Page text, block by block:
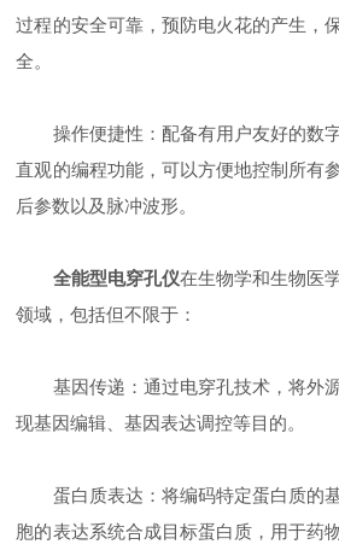
过程的安全可靠，预防电火花的产生，
全。
操作便捷性：配备有用户友好的数
直观的编程功能，可以方便地控制所有
后参数以及脉冲波形。
全能型电穿孔仪在生物学和生物医
领域，包括但不限于：
基因传递：通过电穿孔技术，将外
现基因编辑、基因表达调控等目的。
蛋白质表达：将编码特定蛋白质的
胞的表达系统合成目标蛋白质，用于药